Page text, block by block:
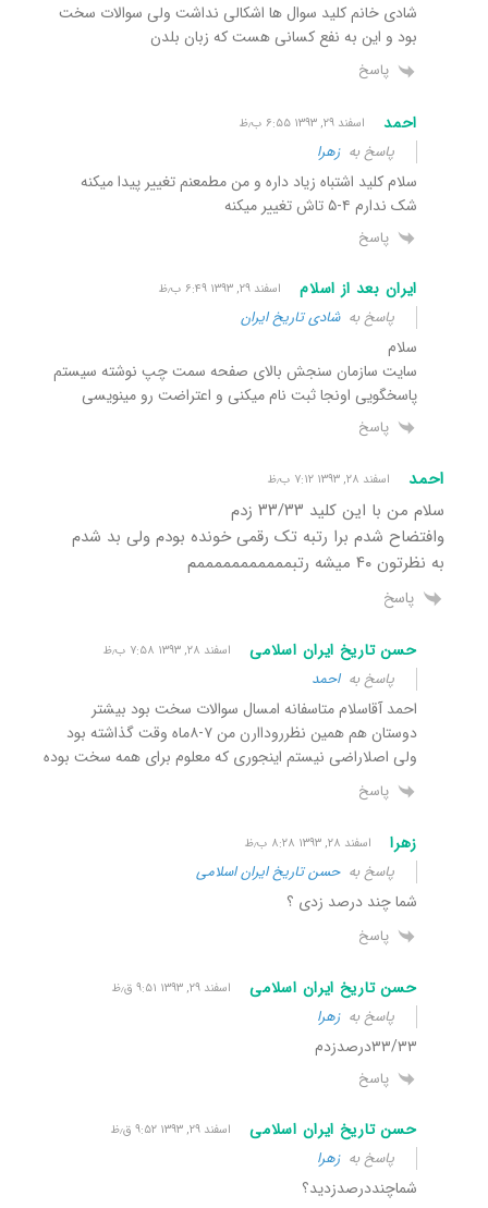
شادی خانم کلید سوال ها اشکالی نداشت ولی سوالات سخت
بود و این به نفع کسانی هست که زبان بلدن
پاسخ
احمد اسفند ۲۹, ۱۳۹۳ ۶:۵۵ ب٫ظ
پاسخ بهزهرا
سلام کلید اشتباه زیاد داره و من مطمعنم تغییر پیدا میکنه
شک ندارم ۴-۵ تاش تغییر میکنه
پاسخ
ایران بعد از اسلام اسفند ۲۹, ۱۳۹۳ ۶:۴۹ ب٫ظ
پاسخ بهشادی تاریخ ایران
سلام
سایت سازمان سنجش بالای صفحه سمت چپ نوشته سیستم
پاسخگویی اونجا ثبت نام میکنی و اعتراضت رو مینویسی
پاسخ
احمد اسفند ۲۸, ۱۳۹۳ ۷:۱۲ ب٫ظ
سلام من با این کلید ۳۳/۳۳ زدم
وافتضاح شدم برا رتبه تک رقمی خونده بودم ولی بد شدم
به نظرتون ۴۰ میشه رتبمممممممممممم
پاسخ
حسن تاریخ ایران اسلامی اسفند ۲۸, ۱۳۹۳ ۷:۵۸ ب٫ظ
پاسخ بهاحمد
احمد آقاسلام متاسفانه امسال سوالات سخت بود بیشتر
دوستان هم همین نظرروداارن من ۷-۸ماه وقت گذاشته بود
ولی اصلاراضی نیستم اینجوری که معلوم برای همه سخت بوده
پاسخ
زهرا اسفند ۲۸, ۱۳۹۳ ۸:۲۸ ب٫ظ
پاسخ بهحسن تاریخ ایران اسلامی
شما چند درصد زدی ؟
پاسخ
حسن تاریخ ایران اسلامی اسفند ۲۹, ۱۳۹۳ ۹:۵۱ ق٫ظ
پاسخ بهزهرا
۳۳/۳۳درصدزدم
پاسخ
حسن تاریخ ایران اسلامی اسفند ۲۹, ۱۳۹۳ ۹:۵۲ ق٫ظ
پاسخ بهزهرا
شماچنددرصدزدید؟